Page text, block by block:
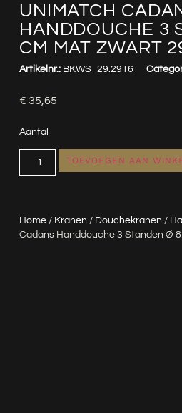
UNIMATCH
HANDDOUCHE 3
CM MAT ZWART
Home/ Kranen / Douchekranen /
Cadans Handdouche 3 Standen Ø
Artikelnr.: BKWS_29.2916
€ 35,65
Aantal
TOEVOEGEN AAN